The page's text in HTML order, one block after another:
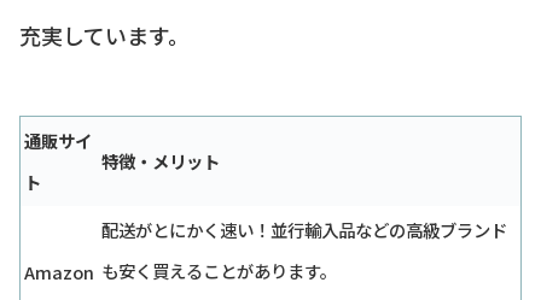
充実しています。
通販サイ
ト
特徴・メリット
Amazon
配送がとにかく速い！並行輸入品などの高級ブランド
も安く買えることがあります。